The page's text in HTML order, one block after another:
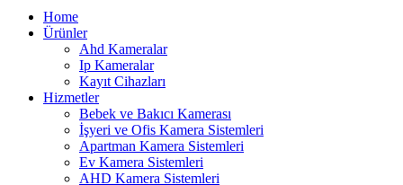
Home
Ürünler
Ahd Kameralar
Ip Kameralar
Kayıt Cihazları
Hizmetler
Bebek ve Bakıcı Kamerası
İşyeri ve Ofis Kamera Sistemleri
Apartman Kamera Sistemleri
Ev Kamera Sistemleri
AHD Kamera Sistemleri